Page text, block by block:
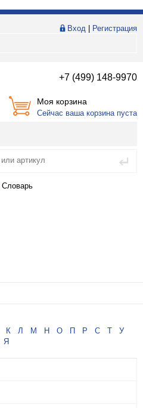
Вход
Регистрация
+7 (499) 148-9970
Моя корзина
Сейчас ваша корзина пуста
Словарь
К Л М Н О П Р С Т
У
Я